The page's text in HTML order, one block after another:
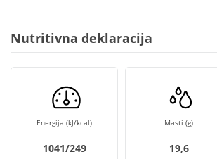
Nutritivna deklaracija
Energija (kJ/kcal)
1041/249
Masti (g)
19,6